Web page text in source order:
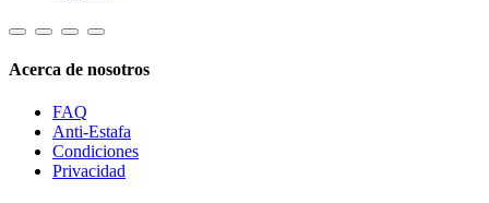
Acerca de nosotros
FAQ
Anti-Estafa
Condiciones
Privacidad